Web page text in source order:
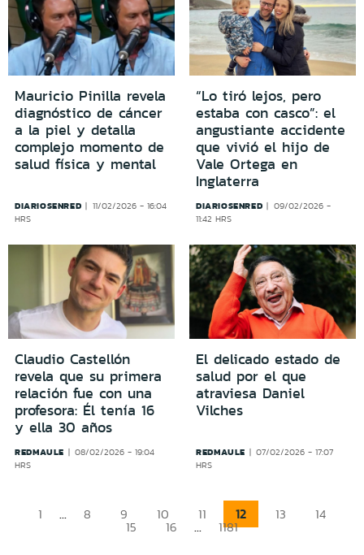
Mauricio Pinilla revela
diagnóstico de cáncer
a la piel y detalla
complejo momento de
salud física y mental
DIARIOSENRED
11/02/2026 - 16:04
HRS
“Lo tiró lejos, pero
estaba con casco”: el
angustiante accidente
que vivió el hijo de
Vale Ortega en
Inglaterra
DIARIOSENRED
09/02/2026 -
11:42 HRS
Claudio Castellón
revela que su primera
relación fue con una
profesora: Él tenía 16
y ella 30 años
REDMAULE
08/02/2026 - 19:04
HRS
El delicado estado de
salud por el que
atraviesa Daniel
Vilches
REDMAULE
07/02/2026 - 17:07
HRS
1 ... 8 9 10 11 12 13 14
15 16 ... 1181